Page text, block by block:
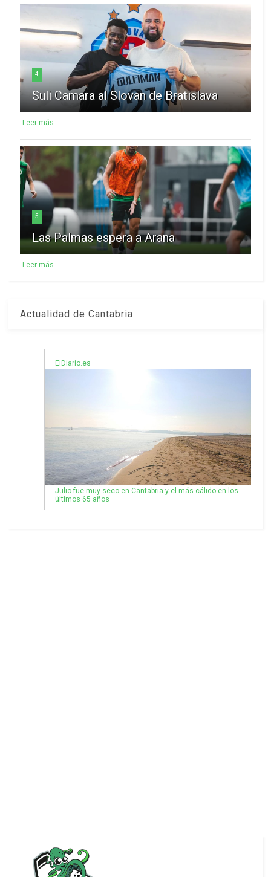
4
Suli Camara al Slovan de Bratislava
Leer más
5
Las Palmas espera a Arana
Leer más
Actualidad de Cantabria
ElDiario.es
Julio fue muy seco en Cantabria y el más cálido en los
últimos 65 años